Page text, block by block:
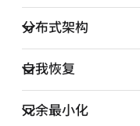
分布式架构
自我恢复
冗余最小化